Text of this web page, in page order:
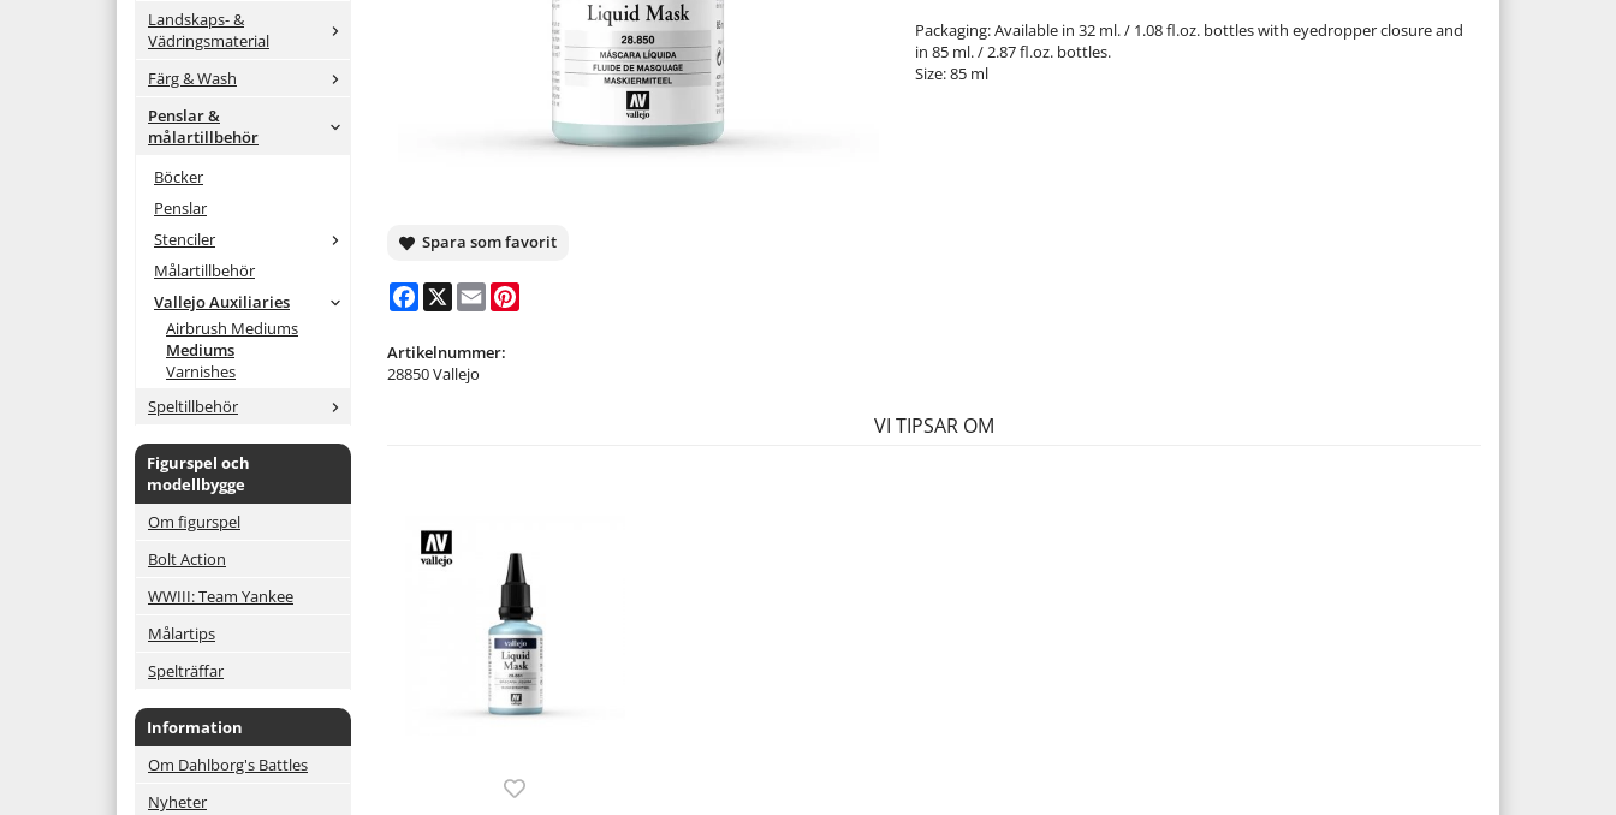
Landskaps- &
Vädringsmaterial
Färg & Wash
Penslar &
målartillbehör
Böcker
Penslar
Stenciler
Målartillbehör
Vallejo Auxiliaries
Airbrush Mediums
Mediums
Varnishes
Speltillbehör
Figurspel och
modellbygge
Om figurspel
Bolt Action
WWIII: Team Yankee
Målartips
Spelträffar
Information
Om Dahlborg's Battles
Nyheter
Packaging: Available in 32 ml. / 1.08 fl.oz. bottles with eyedropper closure and
in 85 ml. / 2.87 fl.oz. bottles.
Size: 85 ml
Spara som favorit
Facebook
X Email
Artikelnummer:
28850 Vallejo
VI TIPSAR OM